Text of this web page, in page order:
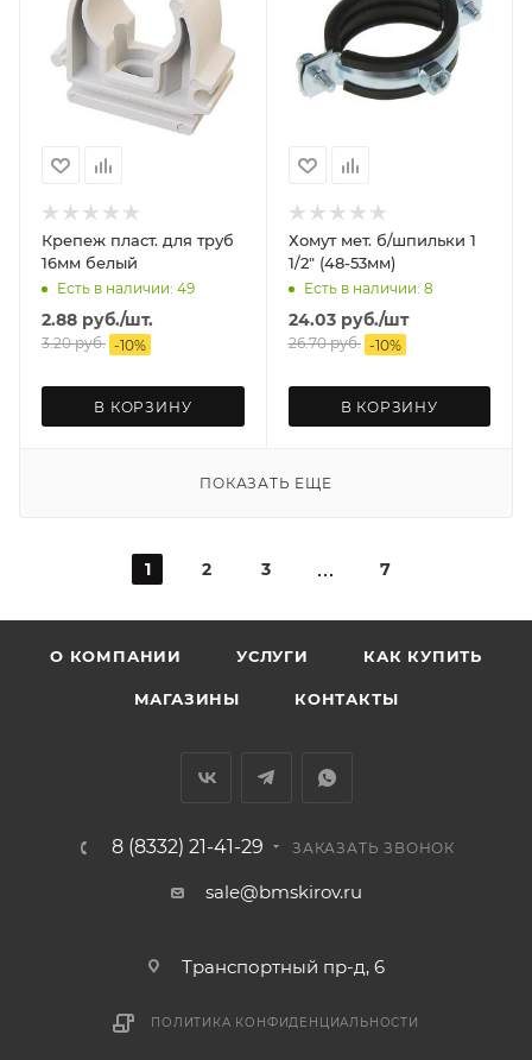
Крепеж пласт. для труб
16мм белый
Есть в наличии: 49
2.88 руб./шт.
3.20руб. -10%
В КОРЗИНУ
Хомут мет. б/шпильки 1
1/2" (48-53мм)
Есть в наличии: 8
24.03руб./шт
26.70руб. -10%
В КОРЗИНУ
ПОКАЗАТЬ ЕЩЕ
1 2 3 7
О КОМПАНИИ УСЛУГИ КАК КУПИТЬ
МАГАЗИНЫ КОНТАКТЫ
8 (8332) 21-41-29 ЗАКАЗАТЬ ЗВОНОК
sale@bmskirov.ru
Транспортный пр-д, 6
ПОЛИТИКА КОНФИДЕНЦИАЛЬНОСТИ